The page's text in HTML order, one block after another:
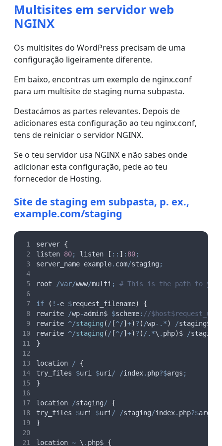
Multisites em servidor web
NGINX
Os multisites do WordPress precisam de uma
configuração ligeiramente diferente.
Em baixo, encontras um exemplo de nginx.conf
para um multisite de staging numa subpasta.
Destacámos as partes relevantes. Depois de
adicionares esta configuração ao teu nginx.conf,
tens de reiniciar o servidor NGINX.
Se o teu servidor usa NGINX e não sabes onde
adicionar esta configuração, pede ao teu
fornecedor de Hosting.
Site de staging em subpasta, p. ex.,
example.com/staging
server {
listen 80; listen [ :: ] : 80;
server_name example. com/staging ;
root /var/www/multi ; # This is the path to
if ( !-e $request_filename)
{
rewrite
/wp-admin$ $scheme: //
rewrite ^/staging ( / [^/] +)? ( /wp- . *) /staging$
rewrite ^/staging ( / [^/] +)? ( / . *\ . php)$ /staging$
}
location /
{
try_files $uri $uri / /index. php?$args ;
}
location /staging/
{
try_files $uri $uri / /staging/index. php?$args
}
location ~ \ . php$ {